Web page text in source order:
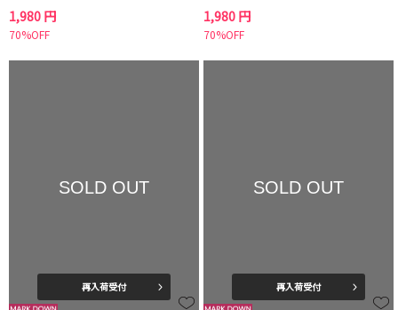
1,980 円
70%OFF
1,980 円
70%OFF
SOLD OUT
再入荷受付
SOLD OUT
再入荷受付